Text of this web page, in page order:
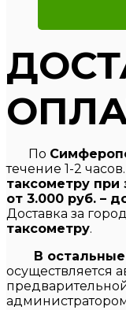
По
течение 1-2
таксометру при
от 3.000 руб. –
Доставка за
таксометру.
В остальные
осуществляется